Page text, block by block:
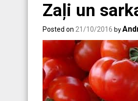
Zaļi un
Posted on 21/10/2016 by